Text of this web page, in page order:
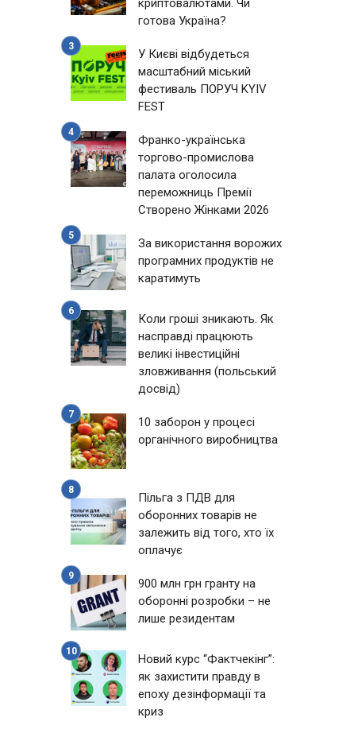
криптовалютами. Чи
готова Україна?
У Києві відбудеться
масштабний міський
фестиваль ПОРУЧ KYIV
FEST
Франко-українська
торгово-промислова
палата оголосила
переможниць Премії
Створено Жінками 2026
За використання ворожих
програмних продуктів не
каратимуть
Коли гроші зникають. Як
насправді працюють
великі інвестиційні
зловживання (польський
досвід)
10 заборон у процесі
органічного виробництва
Пільга з ПДВ для
оборонних товарів не
залежить від того, хто їх
оплачує
900 млн грн гранту на
оборонні розробки – не
лише резидентам
Новий курс “Фактчекінг”:
як захистити правду в
епоху дезінформації та
криз